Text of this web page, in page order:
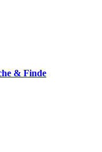
& Finde